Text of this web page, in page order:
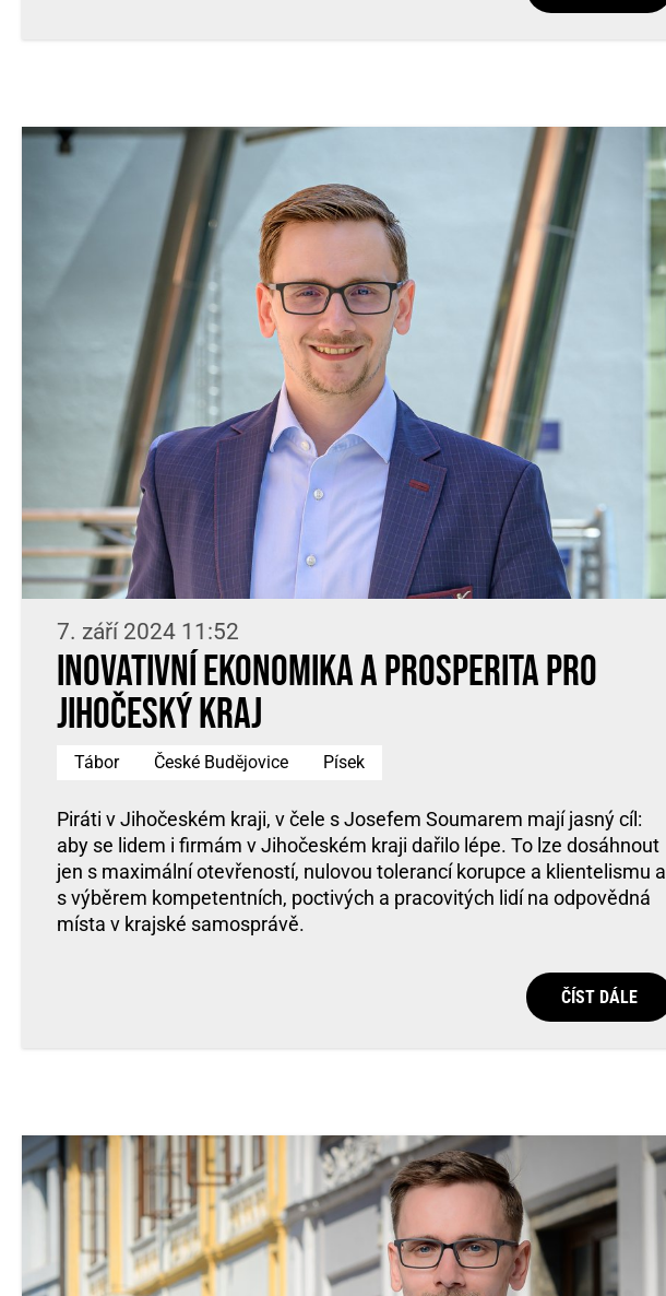
7. září 2024 11:52
Inovativní ekonomika a prosperita pro
Jihočeský kraj
Tábor České Budějovice Písek
Piráti v Jihočeském kraji, v čele s Josefem Soumarem mají jasný cíl:
aby se lidem i firmám v Jihočeském kraji dařilo lépe. To lze dosáhnout
jen s maximální otevřeností, nulovou tolerancí korupce a klientelismu a
s výběrem kompetentních, poctivých a pracovitých lidí na odpovědná
místa v krajské samosprávě.
ČÍST DÁLE